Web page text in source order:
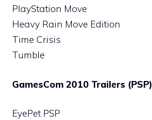
PlayStation Move
Heavy Rain Move Edition
Time Crisis
Tumble
GamesCom 2010 Trailers (PSP)
EyePet PSP